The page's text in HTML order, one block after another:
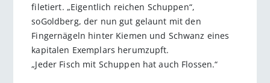
filetiert. „Eigentlich reichen Schuppen“,
soGoldberg, der nun gut gelaunt mit den
Fingernägeln hinter Kiemen und Schwanz eines
kapitalen Exemplars herumzupft.
„Jeder Fisch mit Schuppen hat auch Flossen.“